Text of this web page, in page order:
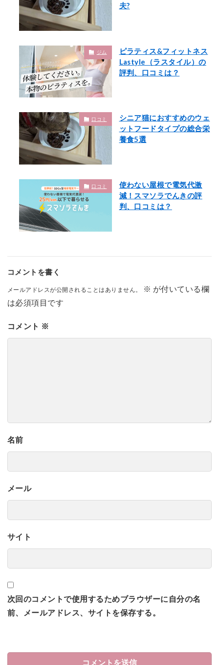
夫?
ジム
ピラティス&フィットネス
Lastyle（ラスタイル）の
評判、口コミは？
口コミ
シニア猫におすすめのウェ
ットフードタイプの総合栄
養食5選
口コミ
使わない屋根で電気代激
減！スマソラでんきの評
判、口コミは？
コメントを書く
メールアドレスが公開されることはありません。 ※ が付いている欄
は必須項目です
コメント ※
名前
メール
サイト
次回のコメントで使用するためブラウザーに自分の名
前、メールアドレス、サイトを保存する。